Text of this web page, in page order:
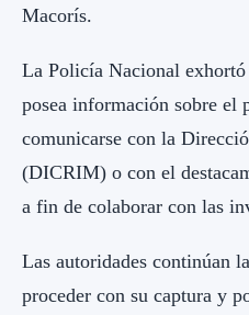
Macorís.
La Policía Nacional
posea información sobre el
comunicarse con la
(DICRIM) o con el
a fin de colaborar con las
Las autoridades continúan
proceder con su captura y